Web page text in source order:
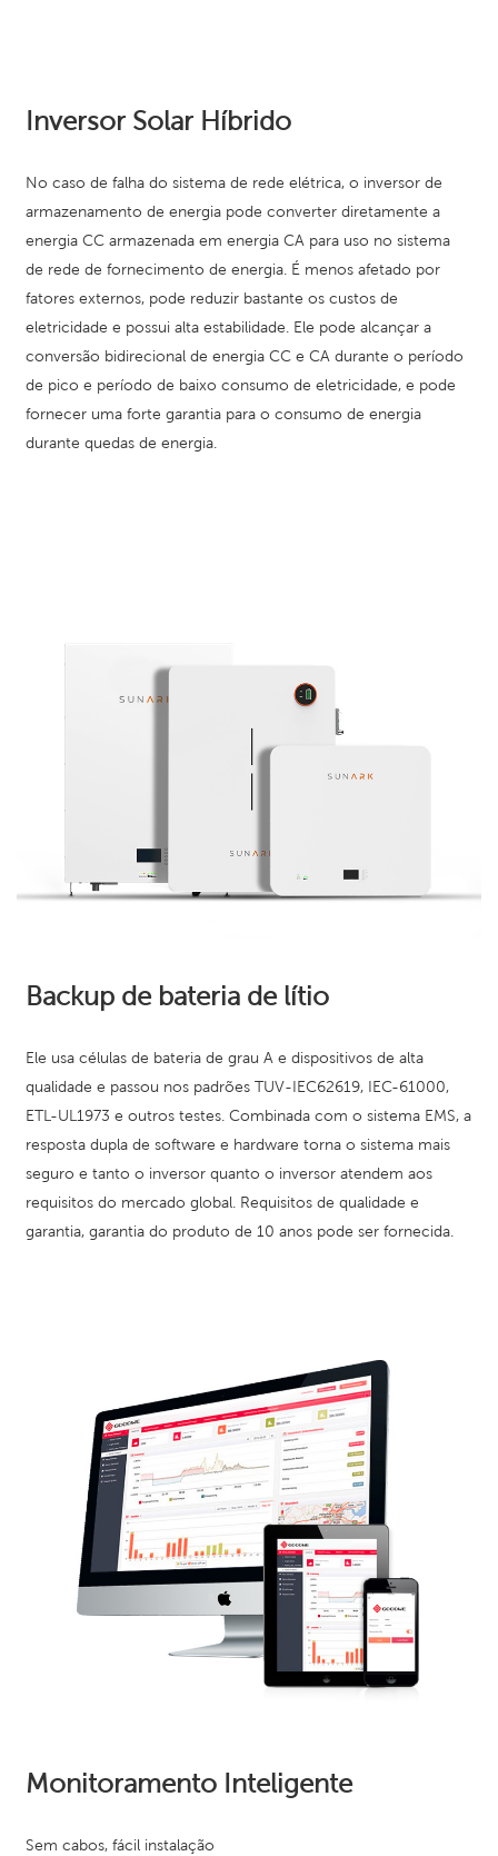
Inversor Solar Híbrido
No caso de falha do sistema de rede elétrica, o inversor de
armazenamento de energia pode converter diretamente a
energia CC armazenada em energia CA para uso no sistema
de rede de fornecimento de energia. É menos afetado por
fatores externos, pode reduzir bastante os custos de
eletricidade e possui alta estabilidade. Ele pode alcançar a
conversão bidirecional de energia CC e CA durante o período
de pico e período de baixo consumo de eletricidade, e pode
fornecer uma forte garantia para o consumo de energia
durante quedas de energia.
Backup de bateria de lítio
Ele usa células de bateria de grau A e dispositivos de alta
qualidade e passou nos padrões TUV-IEC62619, IEC-61000,
ETL-UL1973 e outros testes. Combinada com o sistema EMS, a
resposta dupla de software e hardware torna o sistema mais
seguro e tanto o inversor quanto o inversor atendem aos
requisitos do mercado global. Requisitos de qualidade e
garantia, garantia do produto de 10 anos pode ser fornecida.
Monitoramento Inteligente
Sem cabos, fácil instalação